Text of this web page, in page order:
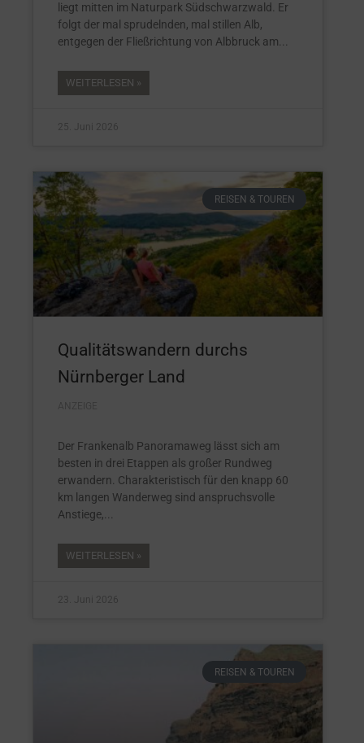
liegt mitten im Naturpark Südschwarzwald. Er
folgt der mal sprudelnden, mal stillen Alb,
entgegen der Fließrichtung von Albbruck am
WEITERLESEN »
25. Juni 2026
REISEN & TOUREN
Qualitätswandern durchs
Nürnberger Land
Der Frankenalb Panoramaweg lässt sich am
besten in drei Etappen als großer Rundweg
erwandern. Charakteristisch für den knapp 60
km langen Wanderweg sind anspruchsvolle
Anstiege,
WEITERLESEN »
23. Juni 2026
REISEN & TOUREN